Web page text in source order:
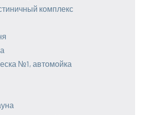
комплекс
№1, автомойка